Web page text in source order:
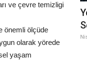
ve çevre temizligi
önemli ölçüde
olarak yörede
yaşam
köklü kültürel mirasını